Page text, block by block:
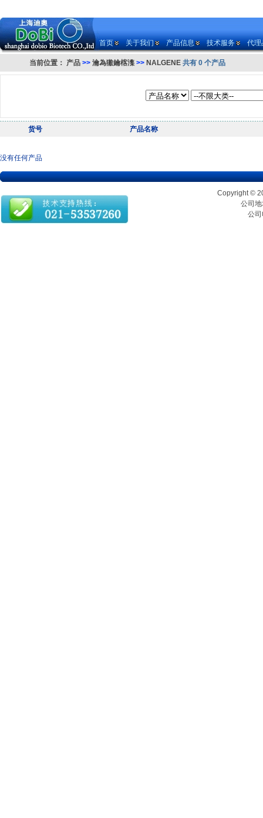
首页 关于我们 产品信息 技术服务 代理
当前位置： 产品 >> 瀹為獙鑰楁潗 >> NALGENE 共有 0 个产品
货号 产品名称
没有任何产品
Copyright ©
公司
公